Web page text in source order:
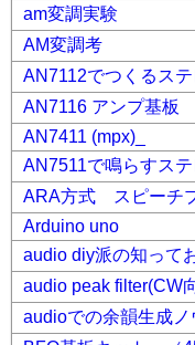
am変調実験
AM変調考
AN7112でつくるス
AN7116 アンプ基板
AN7411 (mpx)_
AN7511で鳴らすステ
ARA方式 スピーチ
Arduino uno
audio diy派の知って
audio peak filter(CW
audioでの余韻生成ノ